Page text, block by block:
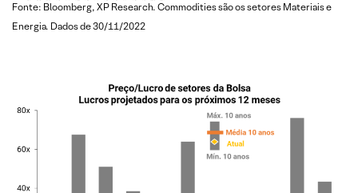
Fonte: Bloomberg, XP Research. Commodities são os setores Materiais e
Energia. Dados de 30/11/2022